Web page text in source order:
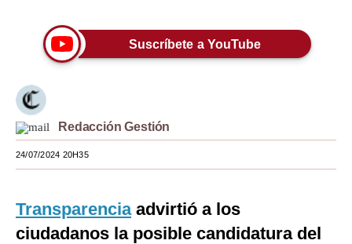
Viajes
Estilos
Mundo
EEUU
España
Suscríbete a YouTube
Redacción Gestión
24/07/2024 20H35
Transparenciaadvirtió a los
ciudadanos la posible candidatura del